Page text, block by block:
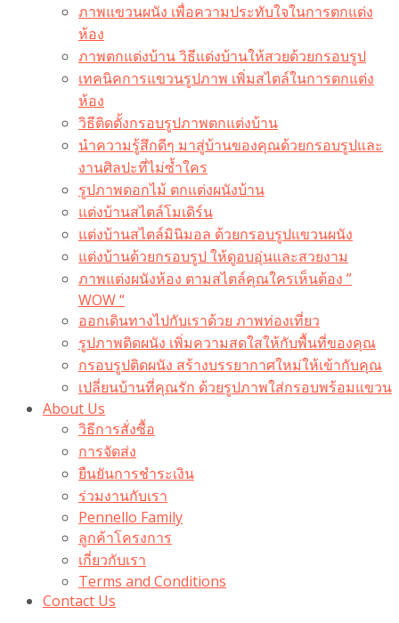
ภาพแขวนผนัง เพื่อความประทับใจในการตกแต่ง
ห้อง
ภาพตกแต่งบ้าน วิธีแต่งบ้านให้สวยด้วยกรอบรูป
เทคนิคการแขวนรูปภาพ เพิ่มสไตล์ในการตกแต่ง
ห้อง
วิธีติดตั้งกรอบรูปภาพตกแต่งบ้าน
นำความรู้สึกดีๆ มาสู่บ้านของคุณด้วยกรอบรูปและ
งานศิลปะที่ไม่ซ้ำใคร
รูปภาพดอกไม้ ตกแต่งผนังบ้าน
แต่งบ้านสไตล์โมเดิร์น
แต่งบ้านสไตล์มินิมอล ด้วยกรอบรูปแขวนผนัง
แต่งบ้านด้วยกรอบรูป ให้ดูอบอุ่นและสวยงาม
ภาพแต่งผนังห้อง ตามสไตล์คุณใครเห็นต้อง ”
WOW “
ออกเดินทางไปกับเราด้วย ภาพท่องเที่ยว
รูปภาพติดผนัง เพิ่มความสดใสให้กับพื้นที่ของคุณ
กรอบรูปติดผนัง สร้างบรรยากาศใหม่ให้เข้ากับคุณ
เปลี่ยนบ้านที่คุณรัก ด้วยรูปภาพใส่กรอบพร้อมแขวน​
About Us
วิธีการสั่งซื้อ
การจัดส่ง
ยืนยันการชำระเงิน
ร่วมงานกับเรา
Pennello Family
ลูกค้าโครงการ
เกี่ยวกับเรา
Terms and Conditions
Contact Us